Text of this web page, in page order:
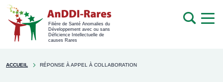
Filière de Santé Anomalies du
Développement avec ou sans
Déficience Intellectuelle de
causes Rares
Rechercher
sur
You're
ACCUEIL RÉPONSE À APPEL À COLLABORATION